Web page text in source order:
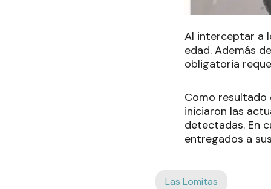
Al interceptar a
edad. Además
obligatoria
Como resultado
iniciaron las
detectadas. En
entregados a
Las Lomitas